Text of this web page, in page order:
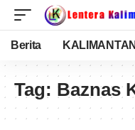
Berita
Tag: Baznas